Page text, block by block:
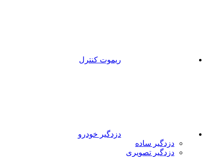
ریموت کنترل
دزدگیر خودرو
دزدگیر ساده
دزدگیر تصویری